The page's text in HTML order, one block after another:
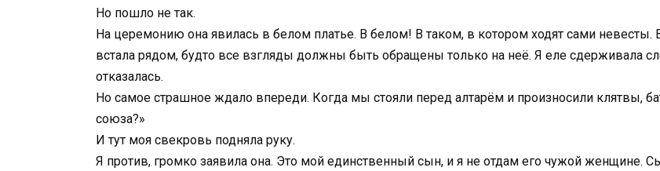
Но пошло не так.
На церемонию она явилась в белом платье. В белом! В таком, в котором ходят сами невесты.
встала рядом, будто все взгляды должны быть обращены только на неё. Я еле сдерживала
отказалась.
Но самое страшное ждало впереди. Когда мы стояли перед алтарём и произносили клятвы,
союза?»
И тут моя свекровь подняла руку.
Я против, громко заявила она. Это мой единственный сын, и я не отдам его чужой женщине.